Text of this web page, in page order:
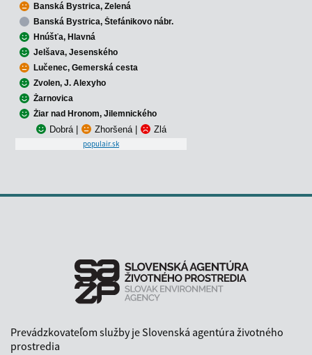
Banská Bystrica, Zelená
Banská Bystrica, Štefánikovo nábr.
Hnúšťa, Hlavná
Jelšava, Jesenského
Lučenec, Gemerská cesta
Zvolen, J. Alexyho
Žarnovica
Žiar nad Hronom, Jilemnického
Dobrá | Zhoršená | Zlá
populair.sk
Prevádzkovateľom služby je Slovenská agentúra životného
prostredia